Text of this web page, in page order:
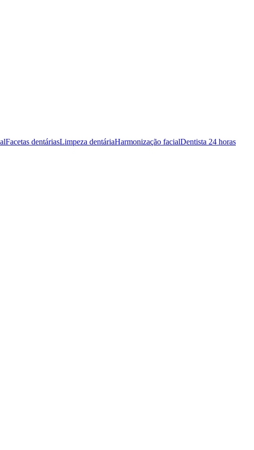
Facetas dentáriasLimpeza dentáriaHarmonização facialDentista 24 horas